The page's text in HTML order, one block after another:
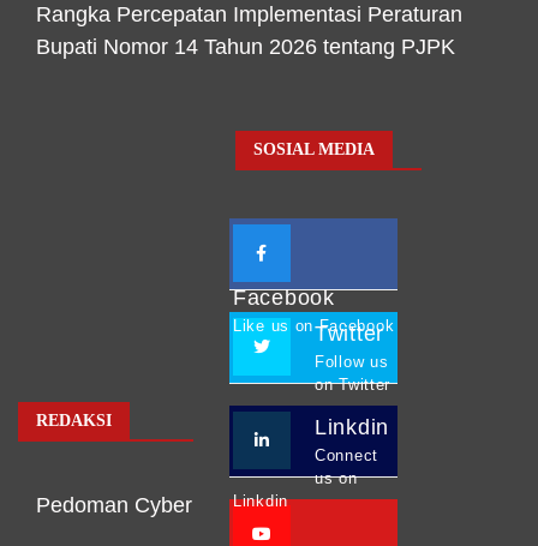
Rangka Percepatan Implementasi Peraturan
Bupati Nomor 14 Tahun 2026 tentang PJPK
REDAKSI
Pedoman Cyber
SOSIAL MEDIA
Facebook
Like us on Facebook
Twitter
Follow us
on Twitter
Linkdin
Connect
us on
Linkdin